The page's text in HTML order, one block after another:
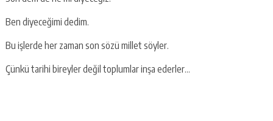
Ben diyeceğimi dedim.
Bu işlerde her zaman son sözü millet söyler.
Çünkü tarihi bireyler değil toplumlar inşa ederler…